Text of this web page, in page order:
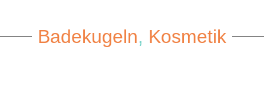
Badekugeln, Kosmetik